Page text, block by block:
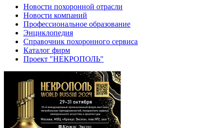
Новости похоронной отрасли
Новости компаний
Профессиональное образование
Энциклопедия
Справочник похоронного сервиса
Каталог фирм
Проект "НЕКРОПОЛЬ"